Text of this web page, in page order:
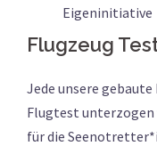
Eigeninitiative
Flugzeug
Jede unsere
Flugtest unterzogen
für die